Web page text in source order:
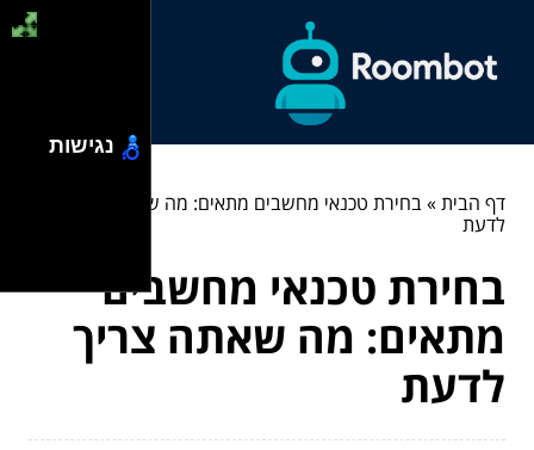
דף הבית»בחירת טכנאי מחשבים מתאים: מה שאתה צריך
לדעת
בחירת טכנאי מחשבים
מתאים: מה שאתה צריך
לדעת
נגישות